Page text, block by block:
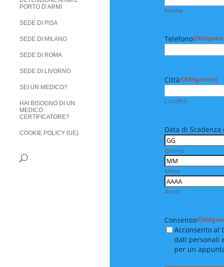
PORTO D’ARMI
SEDE DI PISA
SEDE DI MILANO
SEDE DI ROMA
SEDE DI LIVORNO
SEI UN MEDICO?
HAI BISOGNO DI UN
MEDICO
CERTIFICATORE?
COOKIE POLICY (UE)
Nome
Telefono
Città(Obbligatorio)
Località
Data di
Giorno
Mese
Anno
Consenso
Acconsento al
dati personali
per un